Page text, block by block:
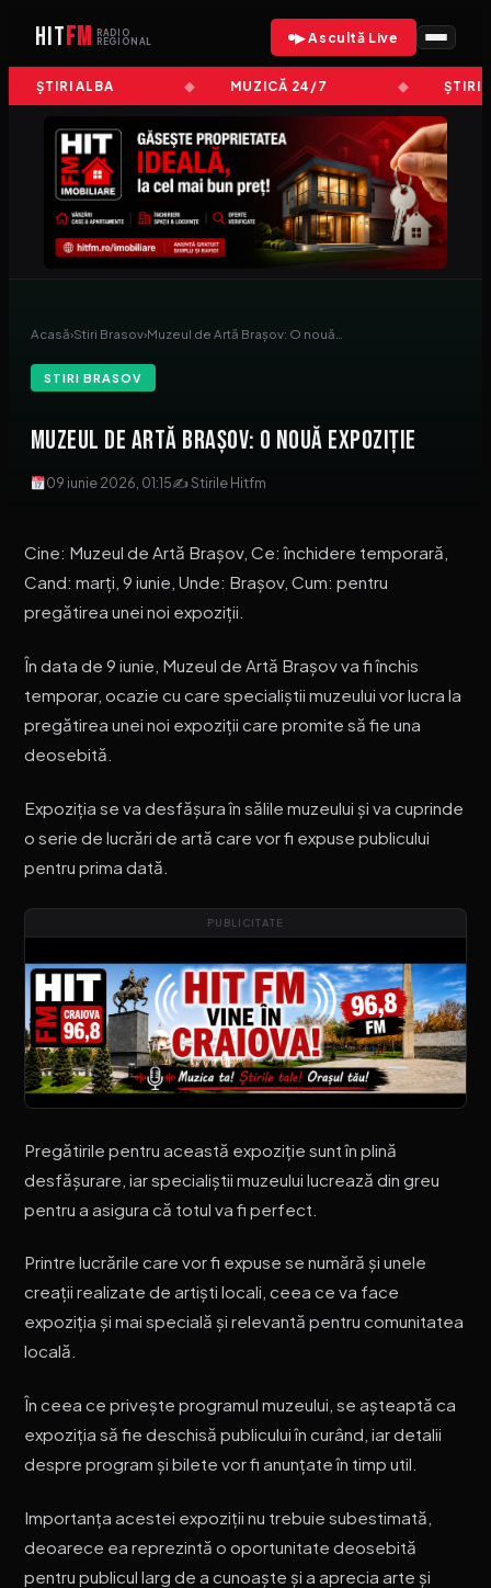
HITFM
RADIO
REGIONAL
▶ Ascultă Live
ȘTIRI ALBA MUZICĂ 24/7 ȘTIRI
Acasă›Stiri Brasov›Muzeul de Artă Brașov: O nouă…
STIRI BRASOV
Muzeul de Artă Brașov: O nouă expoziție
09 iunie 2026, 01:15✍ Stirile Hitfm
Cine: Muzeul de Artă Brașov, Ce: închidere temporară,
Cand: marți, 9 iunie, Unde: Brașov, Cum: pentru
pregătirea unei noi expoziții.
În data de 9 iunie, Muzeul de Artă Brașov va fi închis
temporar, ocazie cu care specialiștii muzeului vor lucra la
pregătirea unei noi expoziții care promite să fie una
deosebită.
Expoziția se va desfășura în sălile muzeului și va cuprinde
o serie de lucrări de artă care vor fi expuse publicului
pentru prima dată.
PUBLICITATE
Pregătirile pentru această expoziție sunt în plină
desfășurare, iar specialiștii muzeului lucrează din greu
pentru a asigura că totul va fi perfect.
Printre lucrările care vor fi expuse se numără și unele
creații realizate de artiști locali, ceea ce va face
expoziția și mai specială și relevantă pentru comunitatea
locală.
În ceea ce privește programul muzeului, se așteaptă ca
expoziția să fie deschisă publicului în curând, iar detalii
despre program și bilete vor fi anunțate în timp util.
Importanța acestei expoziții nu trebuie subestimată,
deoarece ea reprezintă o oportunitate deosebită
pentru publicul larg de a cunoaște și a aprecia arte și